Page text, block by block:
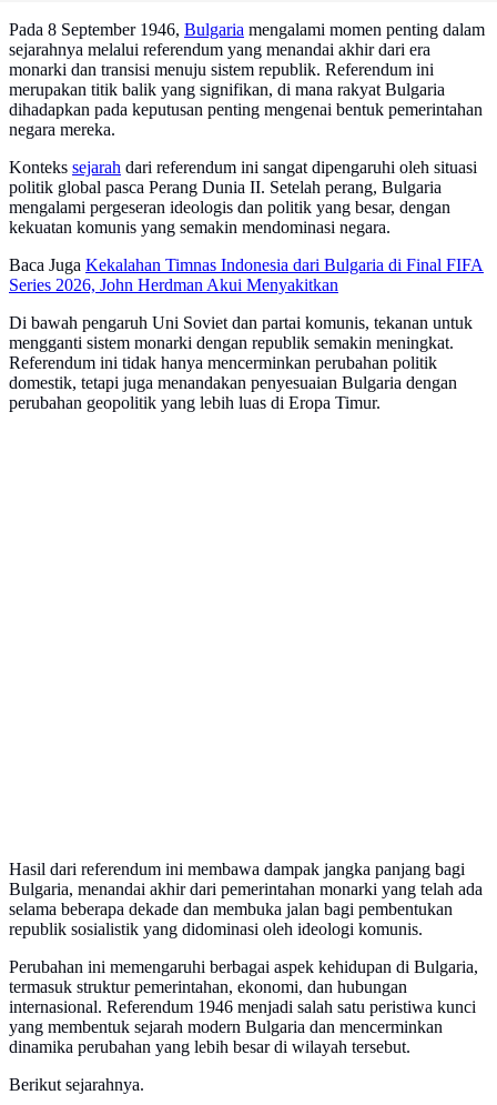
Pada 8 September 1946, Bulgaria mengalami momen penting dalam
sejarahnya melalui referendum yang menandai akhir dari era
monarki dan transisi menuju sistem republik. Referendum ini
merupakan titik balik yang signifikan, di mana rakyat Bulgaria
dihadapkan pada keputusan penting mengenai bentuk pemerintahan
negara mereka.
Konteks sejarah dari referendum ini sangat dipengaruhi oleh situasi
politik global pasca Perang Dunia II. Setelah perang, Bulgaria
mengalami pergeseran ideologis dan politik yang besar, dengan
kekuatan komunis yang semakin mendominasi negara.
Baca Juga Kekalahan Timnas Indonesia dari Bulgaria di Final FIFA
Series 2026, John Herdman Akui Menyakitkan
Di bawah pengaruh Uni Soviet dan partai komunis, tekanan untuk
mengganti sistem monarki dengan republik semakin meningkat.
Referendum ini tidak hanya mencerminkan perubahan politik
domestik, tetapi juga menandakan penyesuaian Bulgaria dengan
perubahan geopolitik yang lebih luas di Eropa Timur.
Hasil dari referendum ini membawa dampak jangka panjang bagi
Bulgaria, menandai akhir dari pemerintahan monarki yang telah ada
selama beberapa dekade dan membuka jalan bagi pembentukan
republik sosialistik yang didominasi oleh ideologi komunis.
Perubahan ini memengaruhi berbagai aspek kehidupan di Bulgaria,
termasuk struktur pemerintahan, ekonomi, dan hubungan
internasional. Referendum 1946 menjadi salah satu peristiwa kunci
yang membentuk sejarah modern Bulgaria dan mencerminkan
dinamika perubahan yang lebih besar di wilayah tersebut.
Berikut sejarahnya.